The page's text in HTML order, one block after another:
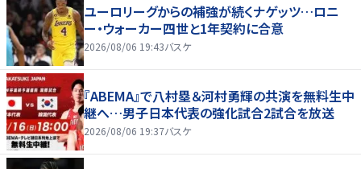
ユーロリーグからの補強が続くナゲッツ…ロニ
ー・ウォーカー四世と1年契約に合意
2026/08/06 19:43バスケ
『ABEMA』で八村塁＆河村勇輝の共演を無料生中
継へ…男子日本代表の強化試合2試合を放送
2026/08/06 19:37バスケ